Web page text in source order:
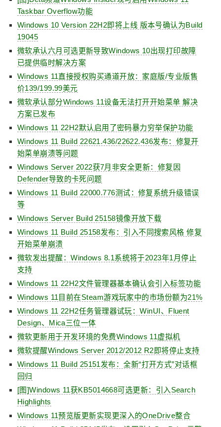
Taskbar Overflow功能
Windows 10 Version 22H2即将上线 版本号确认为Build
19045
微软承认六月可选更新导致Windows 10出现打印故障
已提供临时解决方案
Windows 11直接授权购买通道开放：家庭版/专业版售
价139/199.99美元
微软承认部分Windows 11设备无法打开开始菜单 解决
方案已发布
Windows 11 22H2默认启用了密码暴力穷举保护功能
Windows 11 Build 22621.436/22622.436发布：修复开
始菜单崩溃等问题
Windows Server 2022获7月非安全更新：修复因
Defender导致的卡死问题
Windows 11 Build 22000.776测试：修复系统升级错误
等
Windows Server Build 25158镜像开放下载
Windows 11 Build 25158发布：引入不同搜索风格 修复
开始菜单崩溃
微软发出提醒：Windows 8.1系统将于2023年1月停止
支持
Windows 11 22H2文件管理器基本确认会引入标签功能
Windows 11目前在Steam游戏玩家中的市场份额为21%
Windows 11 22H2任务管理器试玩：WinUI、Fluent
Design、Mica三位一体
微软更新用于开发环境的免费Windows 11虚拟机
微软提醒Windows Server 2012/2012 R2即将停止支持
Windows 11 Build 25151发布：全新“打开方式”对话框
回归
[图]Windows 11获KB5014668可选更新：引入Search
Highlights
Windows 11预览版更新实现更深入的OneDrive整合